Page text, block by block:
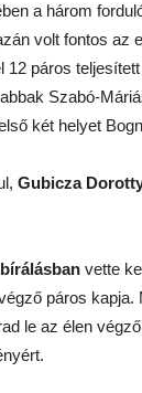
a három
volt fontos az
páros
Szabó-
két helyet
Gubicza
vette
páros
le az élen